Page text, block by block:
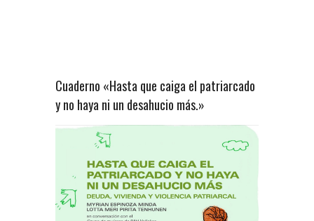
Cuaderno «Hasta que caiga el patriarcado
y no haya ni un desahucio más.»